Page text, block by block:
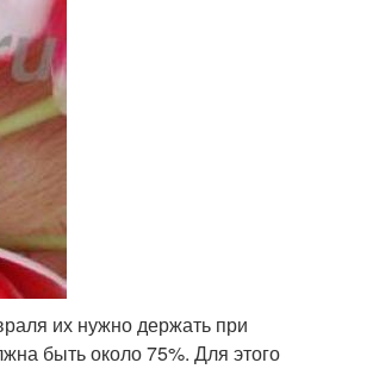
их нужно держать при
быть около 75%. Для этого